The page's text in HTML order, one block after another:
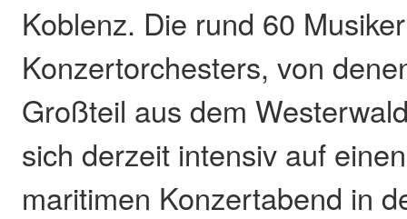
Koblenz. Die rund 60
Konzertorchesters, von
Großteil aus dem
sich derzeit intensiv auf
maritimen Konzertabend in